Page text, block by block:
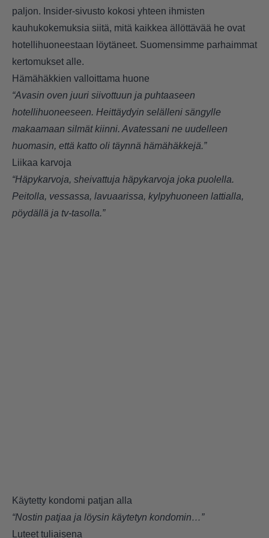
paljon. Insider-sivusto kokosi yhteen ihmisten
kauhukokemuksia siitä, mitä kaikkea ällöttävää he ovat
hotellihuoneestaan löytäneet. Suomensimme parhaimmat
kertomukset alle.
Hämähäkkien valloittama huone
“Avasin oven juuri siivottuun ja puhtaaseen
hotellihuoneeseen. Heittäydyin selälleni sängylle
makaamaan silmät kiinni. Avatessani ne uudelleen
huomasin, että katto oli täynnä hämähäkkejä.”
Liikaa karvoja
“Häpykarvoja, sheivattuja häpykarvoja joka puolella.
Peitolla, vessassa, lavuaarissa, kylpyhuoneen lattialla,
pöydällä ja tv-tasolla.”
Käytetty kondomi patjan alla
“Nostin patjaa ja löysin käytetyn kondomin…”
Luteet tuliaisena